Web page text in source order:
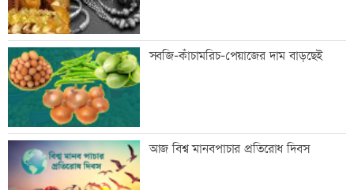
সাবেক এমপি আখতারুজ্জামান গ্রেফতার
ফ্যাসিবাদের পুনরুত্থান রোধে জাতীয় ঐক্য দৃঢ়
করতে হবে: মাহদী আমিন
সবজি-কাঁচামরিচ-পেয়াজের দাম বাড়ছেই
আজ বিশ্ব মানবপাচার প্রতিরোধ দিবস